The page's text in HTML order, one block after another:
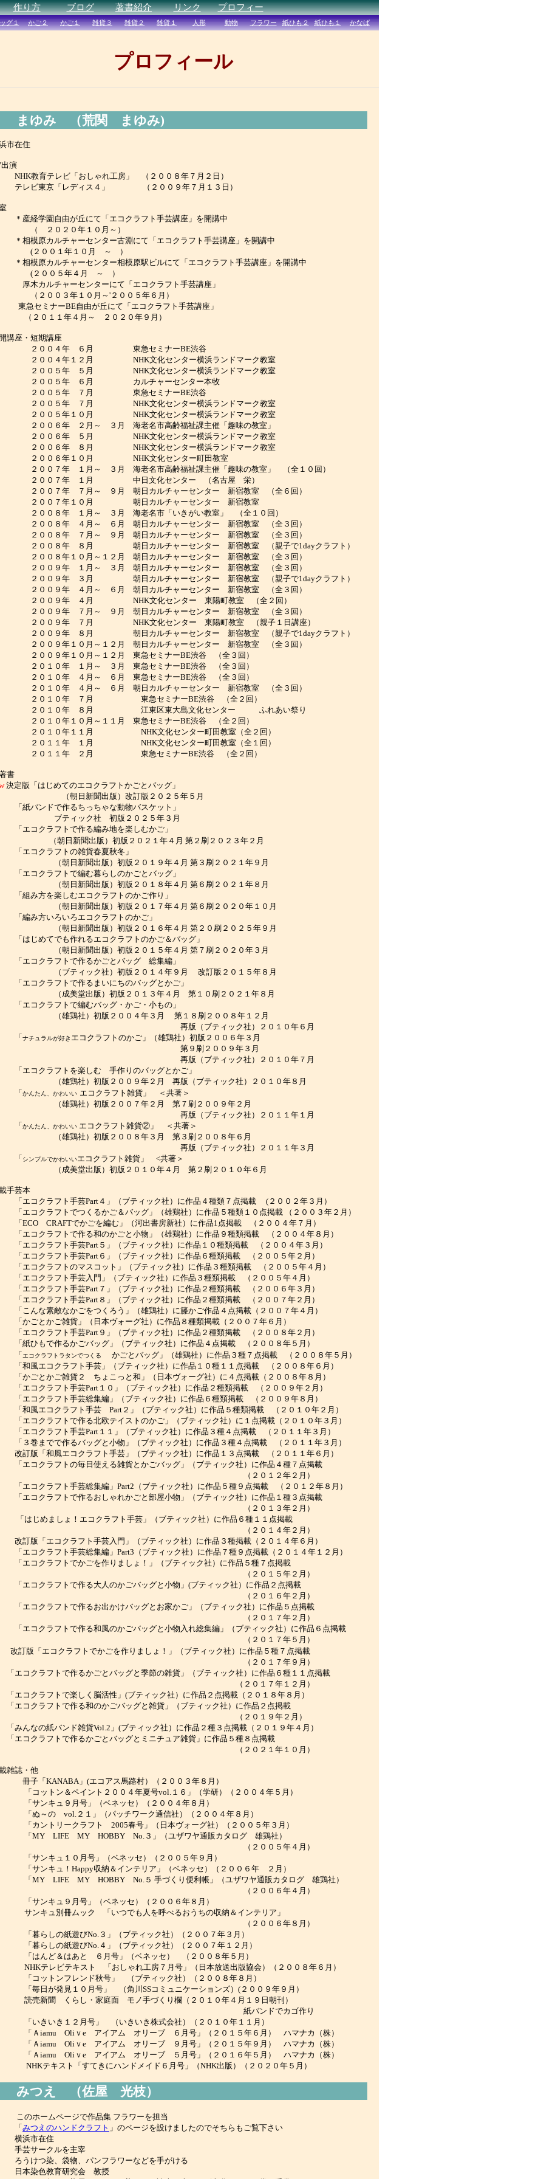
プロフィール
まゆみ （荒関 まゆみ)
市在住
演
教育テレビ「おしゃれ工房」 （２００８年７月２日）
レビ東京「レディス４」 （２００９年７月１３日）
産経学園自由が丘にて「エコクラフト手芸講座」を開講中
２０２０年１０月～）
相模原カルチャーセンター古淵にて「エコクラフト手芸講座」を開講中
００１年１０月 ～ ）
相模原カルチャーセンター相模原駅ビルにて「エコクラフト手芸講座」を開講中
００５年４月 ～ ）
木カルチャーセンターにて「エコクラフト手芸講座」
２００３年１０月～'２００５年６月）
急セミナーBE自由が丘にて「エコクラフト手芸講座」
２０１１年４月～ ２０２０年９月）
講座・短期講座
００４年 ６月 東急セミナーBE渋谷
００４年１２月 NHK文化センター横浜ランドマーク教室
００５年 ５月 NHK文化センター横浜ランドマーク教室
００５年 ６月 カルチャーセンター本牧
００５年 ７月 東急セミナーBE渋谷
００５年 ７月 NHK文化センター横浜ランドマーク教室
００５年１０月 NHK文化センター横浜ランドマーク教室
００６年 ２月～ ３月 海老名市高齢福祉課主催「趣味の教室」
００６年 ５月 NHK文化センター横浜ランドマーク教室
００６年 ８月 NHK文化センター横浜ランドマーク教室
００６年１０月 NHK文化センター町田教室
００７年 １月～ ３月 海老名市高齢福祉課主催「趣味の教室」 （全１０回）
００７年 １月 中日文化センター （名古屋 栄）
００７年 ７月～ ９月 朝日カルチャーセンター 新宿教室 （全６回）
００７年１０月 朝日カルチャーセンター 新宿教室
００８年 １月～ ３月 海老名市「いきがい教室」 （全１０回）
００８年 ４月～ ６月 朝日カルチャーセンター 新宿教室 （全３回）
００８年 ７月～ ９月 朝日カルチャーセンター 新宿教室 （全３回）
００８年 ８月 朝日カルチャーセンター 新宿教室 （親子で1dayクラフト）
００８年１０月～１２月 朝日カルチャーセンター 新宿教室 （全３回）
００９年 １月～ ３月 朝日カルチャーセンター 新宿教室 （全３回）
００９年 ３月 朝日カルチャーセンター 新宿教室 （親子で1dayクラフト）
００９年 ４月～ ６月 朝日カルチャーセンター 新宿教室 （全３回）
００９年 ４月 NHK文化センター 東陽町教室 （全２回）
００９年 ７月～ ９月 朝日カルチャーセンター 新宿教室 （全３回）
００９年 ７月 NHK文化センター 東陽町教室 （親子１日講座）
００９年 ８月 朝日カルチャーセンター 新宿教室 （親子で1dayクラフト）
００９年１０月～１２月 朝日カルチャーセンター 新宿教室 （全３回）
００９年１０月～１２月 東急セミナーBE渋谷 （全３回）
０１０年 １月～ ３月 東急セミナーBE渋谷 （全３回）
０１０年 ４月～ ６月 東急セミナーBE渋谷 （全３回）
０１０年 ４月～ ６月 朝日カルチャーセンター 新宿教室 （全３回）
０１０年 ７月 東急セミナーBE渋谷 （全２回）
０１０年 ８月 江東区東大島文化センター ふれあい祭り
０１０年１０月～１１月 東急セミナーBE渋谷 （全２回）
０１０年１１月 NHK文化センター町田教室（全２回）
０１１年 １月 NHK文化センター町田教室（全１回）
０１１年 ２月 東急セミナーBE渋谷 （全２回）
書
決定版「はじめてのエコクラフトかごとバッグ」
朝日新聞出版）改訂版２０２５年５月
紙バンドで作るちっちゃな動物バスケット」
ティック社 初版２０２５年３月
エコクラフトで作る編み地を楽しむかご」
（朝日新聞出版）初版２０２１年４月 第２刷２０２３年２月
エコクラフトの雑貨春夏秋冬」
朝日新聞出版）初版２０１９年４月 第３刷２０２１年９月
エコクラフトで編む暮らしのかごとバッグ」
朝日新聞出版）初版２０１８年４月 第６刷２０２１年８月
組み方を楽しむエコクラフトのかご作り」
朝日新聞出版）初版２０１７年４月 第６刷２０２０年１０月
編み方いろいろエコクラフトのかご」
朝日新聞出版）初版２０１６年４月 第２０刷２０２５年９月
はじめてでも作れるエコクラフトのかご＆バッグ」
朝日新聞出版）初版２０１５年４月 第７刷２０２０年３月
エコクラフトで作るかごとバッグ 総集編」
ブティック社）初版２０１４年９月 改訂版２０１５年８月
エコクラフトで作るまいにちのバッグとかご」
成美堂出版）初版２０１３年４月 第１０刷２０２１年８月
エコクラフトで編むバッグ・かご・小もの」
雄鶏社）初版２００４年３月 第１８刷２００８年１２月
版（ブティック社）２０１０年６月
ナチュラルが好き エコクラフトのかご」（雄鶏社）初版２００６年３月
９刷２００９年３月
版（ブティック社）２０１０年７月
エコクラフトを楽しむ 手作りのバッグとかご」
雄鶏社）初版２００９年２月 再版（ブティック社）２０１０年８月
かんたん、かわいい エコクラフト雑貨」 ＜共著＞
雄鶏社）初版２００７年２月 第７刷２００９年２月
版（ブティック社）２０１１年１月
「 かんたん、かわいい エコクラフト雑貨②」 ＜共著＞
雄鶏社）初版２００８年３月 第３刷２００８年６月
版（ブティック社）２０１１年３月
シンプルでかわいいエコクラフト雑貨」 <共著＞
成美堂出版）初版２０１０年４月 第２刷２０１０年６月
手芸本
エコクラフト手芸Part４」（ブティック社）に作品４種類７点掲載 (２００２年３月）
エコクラフトでつくるかご＆バッグ」（雄鶏社）に作品５種類１０点掲載 （２００３年２月）
ECO CRAFTでかごを編む」（河出書房新社）に作品1点掲載 （２００４年７月）
エコクラフトで作る和のかごと小物」（雄鶏社）に作品９種類掲載 （２００４年８月）
エコクラフト手芸Part５」（ブティック社）に作品１０種類掲載 （２００４年３月）
エコクラフト手芸Part６」（ブティック社）に作品６種類掲載 （２００５年２月）
エコクラフトのマスコット」（ブティック社）に作品３種類掲載 （２００５年４月）
エコクラフト手芸入門」（ブティック社）に作品３種類掲載 （２００５年４月）
エコクラフト手芸Part７」（ブティック社）に作品２種類掲載 （２００６年３月）
エコクラフト手芸Part８」（ブティック社）に作品２種類掲載 （２００７年２月）
こんな素敵なかごをつくろう」（雄鶏社）に籐かご作品４点掲載（２００７年４月）
「 かごとかご雑貨」（日本ヴォーグ社）に作品８種類掲載（２００７年６月）
エコクラフト手芸Part９」（ブティック社）に作品２種類掲載 （２００８年２月）
紙ひもで作るかごバッグ」（ブティック社）に作品４点掲載 （２００８年５月）
エコクラフトラタンでつくる
かごとバッグ」（雄鶏社）に作品３種７点掲載 （２００８年５月）
和風エコクラフト手芸」（ブティック社）に作品１０種１１点掲載 （２００８年６月）
かごとかご雑貨２ ちょこっと和」（日本ヴォーグ社）に４点掲載（２００８年８月）
エコクラフト手芸Part１０」（ブティック社）に作品２種類掲載 （２００９年２月）
エコクラフト手芸総集編」（ブティック社）に作品６種類掲載 （２００９年８月）
和風エコクラフト手芸 Part２」（ブティック社）に作品５種類掲載 （２０１０年２月）
エコクラフトで作る北欧テイストのかご」（ブティック社）に１点掲載（２０１０年３月）
エコクラフト手芸Part１１」（ブティック社）に作品３種４点掲載 （２０１１年３月）
３巻までで作るバッグと小物」（ブティック社）に作品３種４点掲載 （２０１１年３月）
訂版「和風エコクラフト手芸」（ブティック社）に作品１３点掲載 （２０１１年６月）
エコクラフトの毎日使える雑貨とかごバッグ」（ブティック社）に作品４種７点掲載
２０１２年２月）
エコクラフト手芸総集編」Part2（ブティック社）に作品５種９点掲載 （２０１２年８月）
エコクラフトで作るおしゃれかごと部屋小物」（ブティック社）に作品１種３点掲載
２０１３年２月）
はじめましょ！エコクラフト手芸」（ブティック社）に作品６種１１点掲載
２０１４年２月）
訂版「エコクラフト手芸入門」（ブティック社）に作品３種掲載（２０１４年６月）
エコクラフト手芸総集編」Part3（ブティック社）に作品７種９点掲載（２０１４年１２月）
エコクラフトでかごを作りましょ！」（ブティック社）に作品５種７点掲載
２０１５年２月）
エコクラフトで作る大人のかごバッグと小物」(ブティック社）に作品２点掲載
２０１６年２月）
エコクラフトで作るお出かけバッグとお家かご」（ブティック社）に作品５点掲載
２０１７年２月）
エコクラフトで作る和風のかごバッグと小物入れ総集編」（ブティック社）に作品６点掲載
２０１７年５月）
改訂版「エコクラフトでかごを作りましょ！」（ブティック社）に作品５種７点掲載
２０１７年９月）
「 エコクラフトで作るかごとバッグと季節の雑貨」（ブティック社）に作品６種１１点掲載
２０１７年１２月）
エコクラフトで楽しく脳活性」(ブティック社）に作品２点掲載（２０１８年８月）
エコクラフトで作る和のかごバッグと雑貨」（ブティック社）に作品２点掲載
２０１９年２月）
みんなの紙バンド雑貨Vol.2」(ブティック社）に作品２種３点掲載（２０１９年４月）
エコクラフトで作るかごとバッグとミニチュア雑貨」に作品５種８点掲載
２０２１年１０月）
雑誌・他
子「KANABA」(エコアス馬路村）（２００３年８月）
コットン＆ペイント２００４年夏号vol.１６」（学研）（２００４年５月）
サンキュ９月号」（ベネッセ）（２００４年８月）
ぬ～の vol.２１」（パッチワーク通信社）（２００４年８月）
カントリークラフト 2005春号」（日本ヴォーグ社）（２００５年３月）
MY LIFE MY HOBBY No.３」（ユザワヤ通販カタログ 雄鶏社）
２００５年４月）
サンキュ１０月号」（ベネッセ）（２００５年９月）
サンキュ！Happy収納＆インテリア」（ベネッセ）（２００６年 ２月）
MY LIFE MY HOBBY No.５ 手づくり便利帳」（ユザワヤ通販カタログ 雄鶏社）
２００６年４月）
サンキュ９月号」（ベネッセ）（２００６年８月）
ンキュ別冊ムック 「いつでも人を呼べるおうちの収納＆インテリア」
２００６年８月）
暮らしの紙遊びNo.３」（ブティック社）（２００７年３月）
暮らしの紙遊びNo.４」（ブティック社）（２００７年１２月）
はんど＆はあと ６月号」（ベネッセ） （２００８年５月）
テレビテキスト 「おしゃれ工房７月号」（日本放送出版協会）（２００８年６月）
コットンフレンド秋号」 （ブティック社）（２００８年８月）
毎日が発見１０月号」 （角川SSコミュニケーションズ）(２００９年９月）
売新聞 くらし・家庭面 モノ手づくり欄（２０１０年４月１９日朝刊）
バンドでカゴ作り
いきいき１２月号」 （いきいき株式会社）（２０１０年１１月）
Ａiamu Oliｖe アイアム オリーブ ６月号」（２０１５年６月） ハマナカ（株）
Ａiamu Oliｖe アイアム オリーブ ９月号」（２０１５年９月） ハマナカ（株）
Ａiamu Oliｖe アイアム オリーブ ５月号」（２０１６年５月） ハマナカ（株）
テキスト「すてきにハンドメイド６月号」（NHK出版）（２０２０年５月）
みつえ （佐屋 光枝）
このホームページで作品集 フラワーを担当
みつえのハンドクラフト 」のページを設けましたのでそちらもご覧下さい
浜市在住
芸サークルを主宰
うけつ染、袋物、パンフラワーなどを手がける
本染色教育研究会 教授